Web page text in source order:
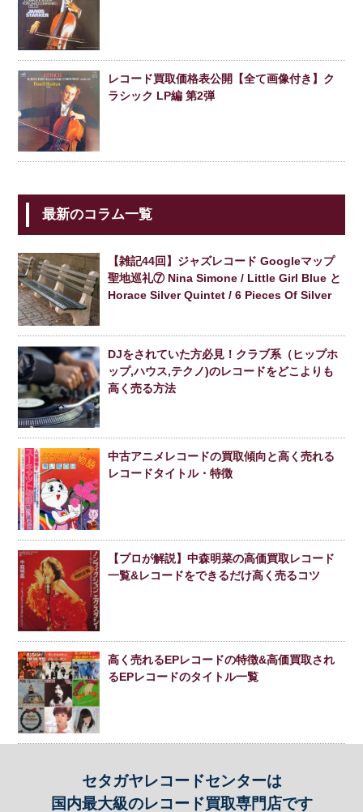
レコード買取価格表公開【全て画像付き】ク
ラシック LP編 第2弾
最新のコラム一覧
【雑記44回】ジャズレコード Googleマップ
聖地巡礼⑦ Nina Simone / Little Girl Blue と
Horace Silver Quintet / 6 Pieces Of Silver
DJをされていた方必見！クラブ系（ヒップホ
ップ,ハウス,テクノ)のレコードをどこよりも
高く売る方法
中古アニメレコードの買取傾向と高く売れる
レコードタイトル・特徴
【プロが解説】中森明菜の高価買取レコード
一覧&レコードをできるだけ高く売るコツ
高く売れるEPレコードの特徴&高価買取され
るEPレコードのタイトル一覧
セタガヤレコードセンターは
国内最大級のレコード買取専門店です